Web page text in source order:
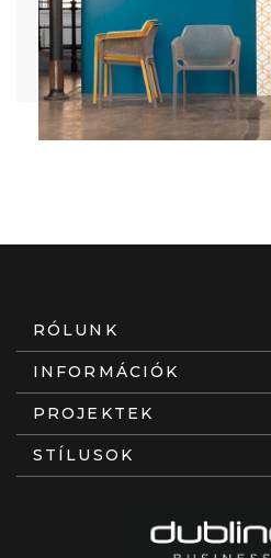
RÓLUNK
INFORMÁCIÓK
PROJEKTEK
STÍLUSOK